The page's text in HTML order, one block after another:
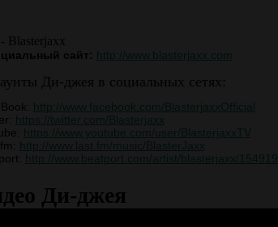
сайт: http://www.blasterjaxx.com
Ди-джея в социальных сетях:
http://www.facebook.com/BlasterjaxxOfficial
https://twitter.com/Blasterjaxx
https://www.youtube.com/user/BlasterjaxxTV
http://www.last.fm/music/BlasterJaxx
http://www.beatport.com/artist/blasterjaxx/154919
Ди-джея